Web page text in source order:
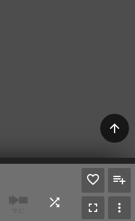
arrow_upward
サビ
shuffle fullscreen more_vert